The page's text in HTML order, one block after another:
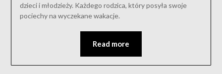
dzieci i młodzieży. Każdego rodzica, który posyła swoje
pociechy na wyczekane wakacje.
Read more